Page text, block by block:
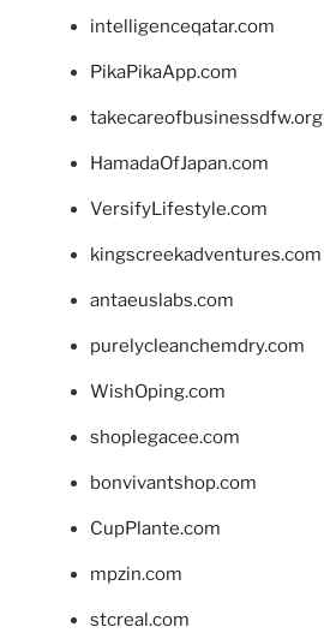
intelligenceqatar.com
PikaPikaApp.com
takecareofbusinessdfw.org
HamadaOfJapan.com
VersifyLifestyle.com
kingscreekadventures.com
antaeuslabs.com
purelycleanchemdry.com
WishOping.com
shoplegacee.com
bonvivantshop.com
CupPlante.com
mpzin.com
stcreal.com